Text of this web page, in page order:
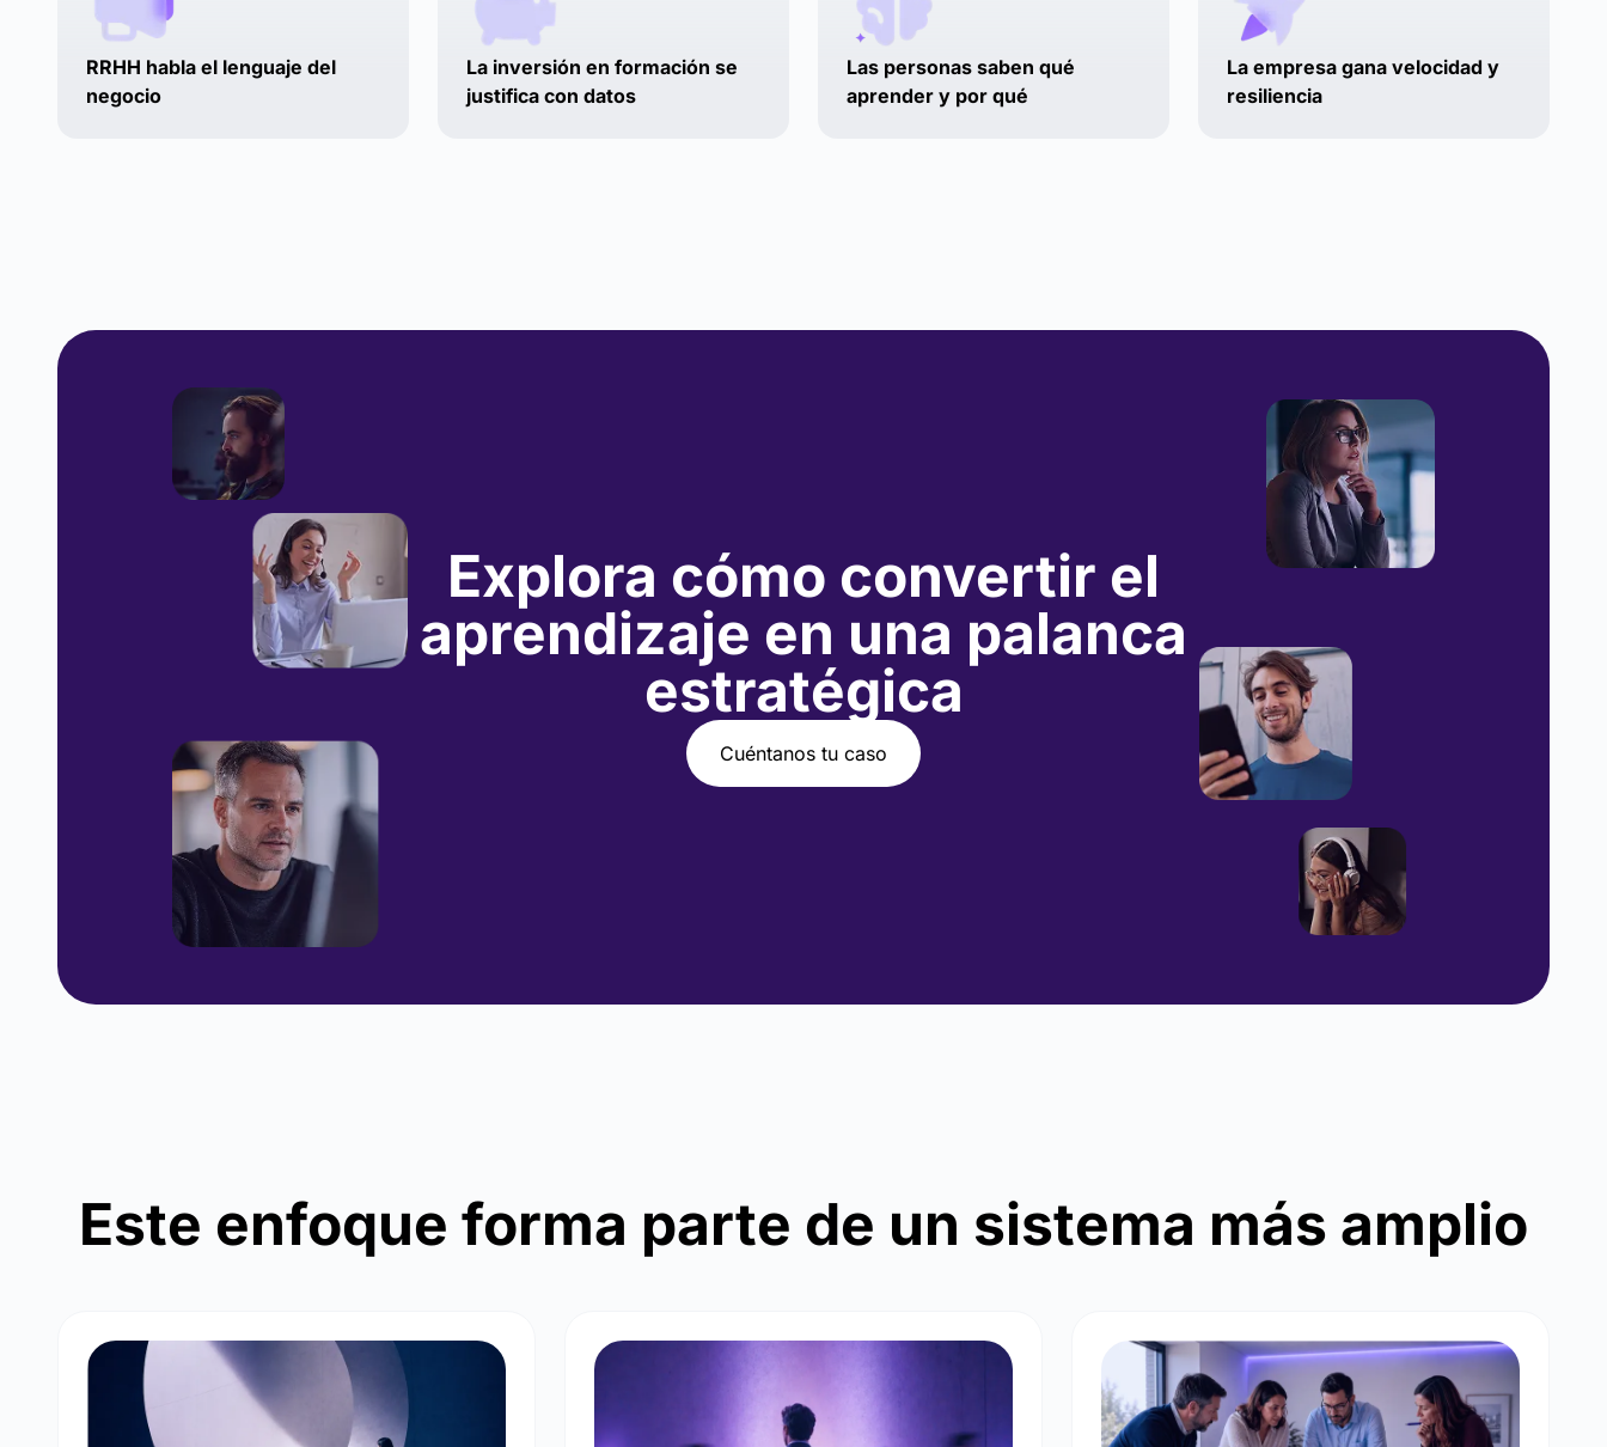
RRHH habla el lenguaje del
negocio
La inversión en formación se
justifica con datos
Las personas saben qué
aprender y por qué
La empresa gana velocidad y
resiliencia
Explora cómo convertir el
aprendizaje en una palanca
estratégica
Cuéntanos tu caso
Este enfoque forma parte de un sistema más amplio